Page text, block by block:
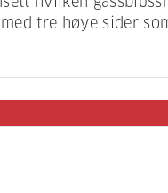
tre høye sider